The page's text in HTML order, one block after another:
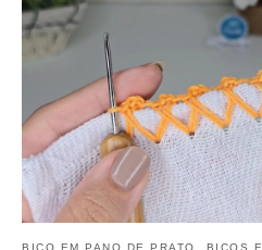
BICO EM PANO DE PRATO BICOS